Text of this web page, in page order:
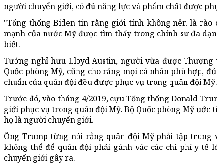
người chuyển giới, có đủ năng lực và phẩm chất được
"Tổng thống Biden tin rằng giới tính không nên là rào
mạnh của nước Mỹ được tìm thấy trong chính sự đa
biết.
Tướng nghỉ hưu Lloyd Austin, người vừa được
Quốc phòng Mỹ, cũng cho rằng mọi cá nhân phù hợp,
chuẩn của quân đội đều được phục vụ trong quân đội Mỹ.
Trước đó, vào tháng 4/2019, cựu Tổng thống Donald
giới phục vụ trong quân đội Mỹ. Bộ Quốc phòng Mỹ ước
họ là người chuyển giới.
Ông Trump từng nói rằng quân đội Mỹ phải tập trung
không thể để quân đội phải gánh vác các chi phí y tế
chuyển giới gây ra.